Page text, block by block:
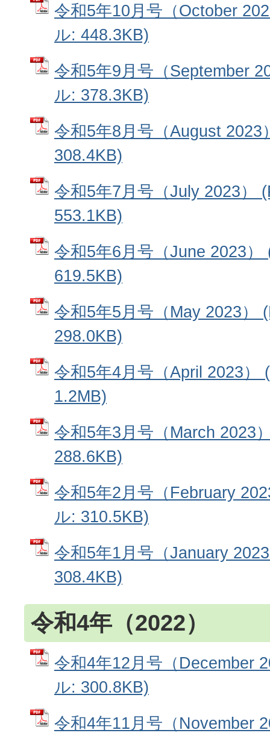
令和5年10月号（October
ル: 448.3KB)
令和5年9月号（September
ル: 378.3KB)
令和5年8月号（August
308.4KB)
令和5年7月号（July 2023）
553.1KB)
令和5年6月号（June 2023
619.5KB)
令和5年5月号（May 2023）
298.0KB)
令和5年4月号（April 2023）
1.2MB)
令和5年3月号（March 2023
288.6KB)
令和5年2月号（February
ル: 310.5KB)
令和5年1月号（January
308.4KB)
令和4年（2022）
令和4年12月号（December
ル: 300.8KB)
令和4年11月号（November